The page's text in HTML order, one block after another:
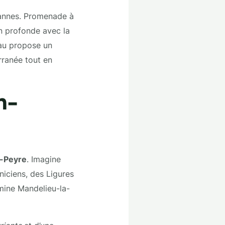
Promenade à
profonde avec la
propose un
tout en
Peyre. Imagine
des Ligures
Mandelieu-la-